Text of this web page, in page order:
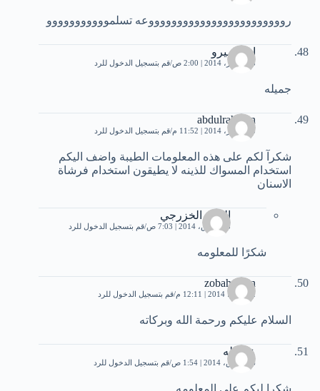
رووووووووووووووووووووووووعه تسلمووووووووووو
امير ميرو
18 فبراير، 2014 | 2:00 ص قم بتسجيل الدخول للرد
جميله
abdulrahman
23 فبراير، 2014 | 11:52 م قم بتسجيل الدخول للرد
شكرآ لكم على هذه المعلومات الطيبة واضف اليكم
استخدام المسواك للذينه لا يطيقون استخدام فرشاة
الاسنان
الهيام الخزرجي
25 مارس، 2014 | 7:03 ص قم بتسجيل الدخول للرد
شكرًا للمعلومه
zobahassan
2 مارس، 2014 | 12:11 م قم بتسجيل الدخول للرد
السلام عليكم ورحمة الله وبركاته
عبدالله
26 مارس، 2014 | 1:54 ص قم بتسجيل الدخول للرد
شكرا ليكم على المعلومه